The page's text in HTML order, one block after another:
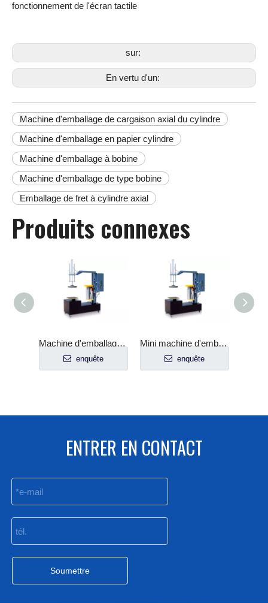
fonctionnement de l'écran tactile
sur:
En vertu d'un:
Machine d'emballage de cargaison axial du cylindre
Machine d'emballage en papier cylindre
Machine d'emballage à bobine
Machine d'emballage de type bobine
Emballage de fret à cylindre axial
Produits connexes
Machine d'emballage extensible sans palette
enquête
Mini machine d'emballage de barils Mini machine d'emballage étirable Machine d'emballage
enquête
ENTRER EN CONTACT
Soumettre